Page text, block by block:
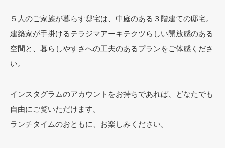
５人のご家族が暮らす邸宅は、中庭のある３階建ての邸宅。
建築家が手掛けるテラジマアーキテクツらしい開放感のある
空間と、暮らしやすさへの工夫のあるプランをご体感くださ
い。
インスタグラムのアカウントをお持ちであれば、どなたでも
自由にご覧いただけます。
ランチタイムのおともに、お楽しみください。